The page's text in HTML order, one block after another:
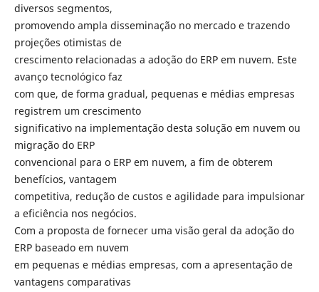
diversos segmentos,
promovendo ampla disseminação no mercado e trazendo
projeções otimistas de
crescimento relacionadas a adoção do ERP em nuvem. Este
avanço tecnológico faz
com que, de forma gradual, pequenas e médias empresas
registrem um crescimento
significativo na implementação desta solução em nuvem ou
migração do ERP
convencional para o ERP em nuvem, a fim de obterem
benefícios, vantagem
competitiva, redução de custos e agilidade para impulsionar
a eficiência nos negócios.
Com a proposta de fornecer uma visão geral da adoção do
ERP baseado em nuvem
em pequenas e médias empresas, com a apresentação de
vantagens comparativas